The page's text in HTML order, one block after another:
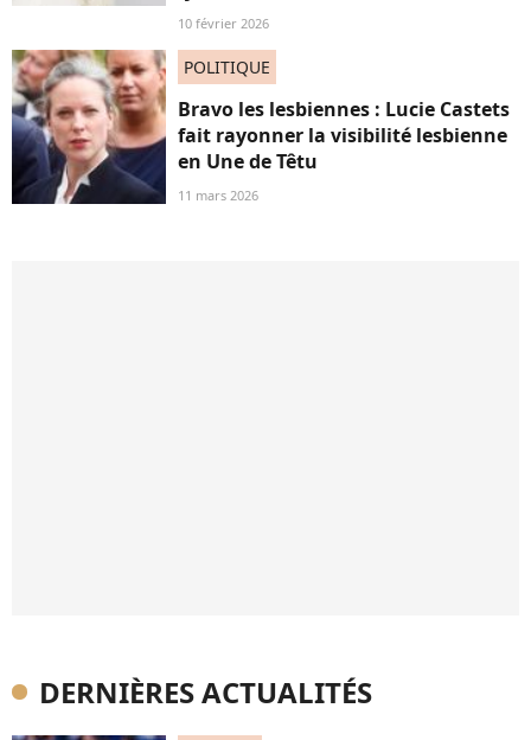
10 février 2026
POLITIQUE
Bravo les lesbiennes : Lucie Castets
fait rayonner la visibilité lesbienne
en Une de Têtu
11 mars 2026
DERNIÈRES ACTUALITÉS